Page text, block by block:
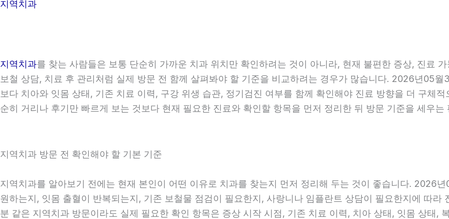
지역치과
지역치과를 찾는 사람들은 보통 단순히 가까운 치과 위치만 확인하려는 것이 아니라, 현재 불편한 증상, 진료
보철 상담, 치료 후 관리처럼 실제 방문 전 함께 살펴봐야 할 기준을 비교하려는 경우가 많습니다. 2026년05월
보다 치아와 잇몸 상태, 기존 치료 이력, 구강 위생 습관, 정기검진 여부를 함께 확인해야 진료 방향을 더 구체
순히 거리나 후기만 빠르게 보는 것보다 현재 필요한 진료와 확인할 항목을 먼저 정리한 뒤 방문 기준을 세우는
지역치과 방문 전 확인해야 할 기본 기준
지역치과를 알아보기 전에는 현재 본인이 어떤 이유로 치과를 찾는지 먼저 정리해 두는 것이 좋습니다. 2026
원하는지, 잇몸 출혈이 반복되는지, 기존 보철물 점검이 필요한지, 사랑니나 임플란트 상담이 필요한지에 따
분 같은 지역치과 방문이라도 실제 필요한 확인 항목은 증상 시작 시점, 기존 치료 이력, 치아 상태, 잇몸 상태,